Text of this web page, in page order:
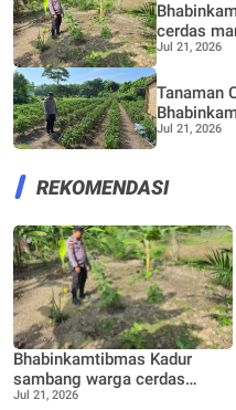
cerdas
untuk di
Jul 21, 2026
Tanaman
perawatan
Jul 21, 2026
REKOMENDASI
Bhabinkamtibmas Kadur
sambang warga cerdas
manfaatkan pekarangan
Jul 21, 2026